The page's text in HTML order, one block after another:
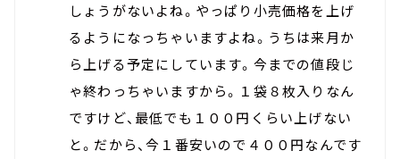
しょうがないよね。やっぱり小売価格を上げ
るようになっちゃいますよね。うちは来月か
ら上げる予定にしています。今までの値段じ
ゃ終わっちゃいますから。１袋８枚入りなん
ですけど、最低でも１００円くらい上げない
と。だから、今１番安いので４００円なんです